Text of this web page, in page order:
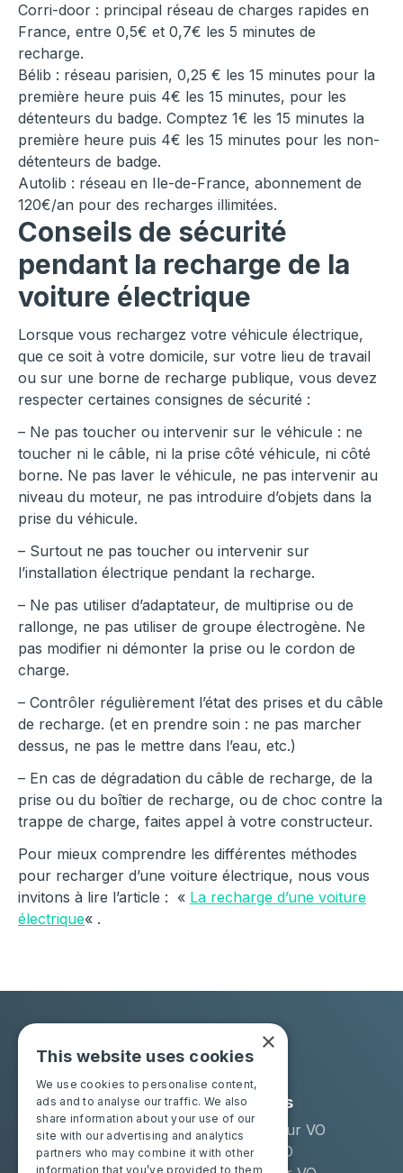
Corri-door : principal réseau de charges rapides en
France, entre 0,5€ et 0,7€ les 5 minutes de
recharge.
Bélib : réseau parisien, 0,25 € les 15 minutes pour la
première heure puis 4€ les 15 minutes, pour les
détenteurs du badge. Comptez 1€ les 15 minutes la
première heure puis 4€ les 15 minutes pour les non-
détenteurs de badge.
Autolib : réseau en Ile-de-France, abonnement de
120€/an pour des recharges illimitées.
Conseils de sécurité
pendant la recharge de la
voiture électrique
Lorsque vous rechargez votre véhicule électrique,
que ce soit à votre domicile, sur votre lieu de travail
ou sur une borne de recharge publique, vous devez
respecter certaines consignes de sécurité :
– Ne pas toucher ou intervenir sur le véhicule : ne
toucher ni le câble, ni la prise côté véhicule, ni côté
borne. Ne pas laver le véhicule, ne pas intervenir au
niveau du moteur, ne pas introduire d’objets dans la
prise du véhicule.
– Surtout ne pas toucher ou intervenir sur
l’installation électrique pendant la recharge.
– Ne pas utiliser d’adaptateur, de multiprise ou de
rallonge, ne pas utiliser de groupe électrogène. Ne
pas modifier ni démonter la prise ou le cordon de
charge.
– Contrôler régulièrement l’état des prises et du câble
de recharge. (et en prendre soin : ne pas marcher
dessus, ne pas le mettre dans l’eau, etc.)
– En cas de dégradation du câble de recharge, de la
prise ou du boîtier de recharge, ou de choc contre la
trappe de charge, faites appel à votre constructeur.
Pour mieux comprendre les différentes méthodes
pour recharger d’une voiture électrique, nous vous
invitons à lire l’article : « La recharge d’une voiture
électrique« .
Solutions
Moba Certify Pro
Boutique
Industries
Remarketeur VO
Loueur LLD
×
This website uses cookies
We use cookies to personalise content,
ads and to analyse our traffic. We also
share information about your use of our
site with our advertising and analytics
partners who may combine it with other
information that you’ve provided to them